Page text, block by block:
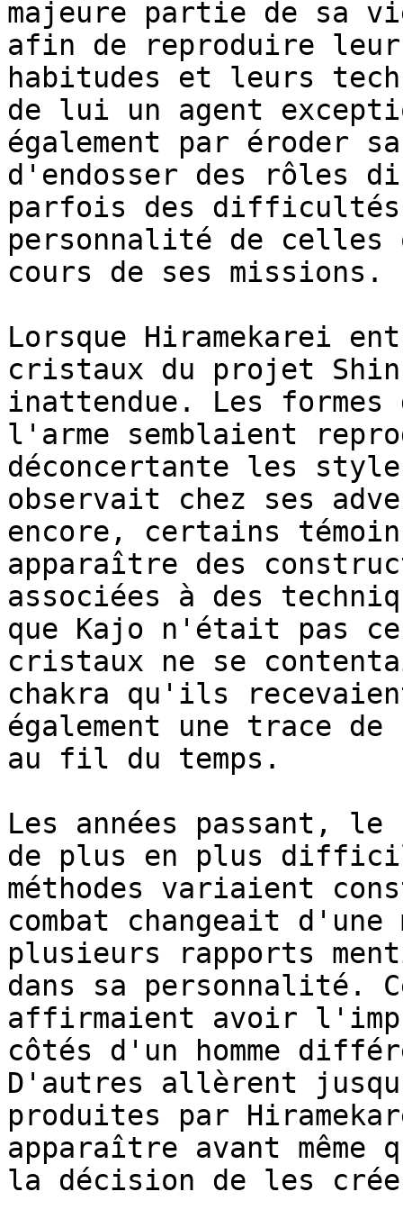
majeure partie de sa
afin de reproduire
habitudes et leurs
de lui un agent
également par éroder
d'endosser des rôles
parfois des
personnalité de
cours de ses missions.
Lorsque Hiramekarei
cristaux du projet
inattendue. Les formes
l'arme semblaient
déconcertante les
observait chez ses
encore, certains
apparaître des
associées à des
que Kajo n'était pas
cristaux ne se
chakra qu'ils
également une trace
au fil du temps.
Les années passant, le
de plus en plus
méthodes variaient
combat changeait
plusieurs rapports
dans sa personnalité.
affirmaient avoir
côtés d'un homme
D'autres allèrent
produites par
apparaître avant
la décision de les